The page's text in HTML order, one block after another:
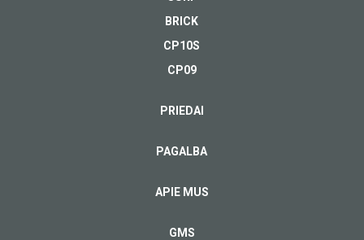
BRICK
CP10S
CP09
PRIEDAI
PAGALBA
APIE MUS
GMS